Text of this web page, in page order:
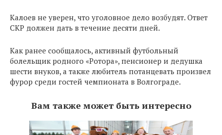
Калоев не уверен, что уголовное дело возбудят. Ответ
СКР должен дать в течение десяти дней.
Как ранее сообщалось, активный футбольный
болельщик родного «Ротора», пенсионер и дедушка
шести внуков, а также любитель потанцевать произвел
фурор среди гостей чемпионата в Волгограде.
Вам также может быть интересно